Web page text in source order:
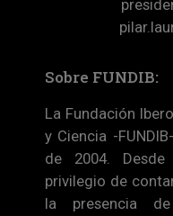
Sobre FUNDIB:
La Fundación
y Ciencia -
de 2004.
privilegio de
la presencia